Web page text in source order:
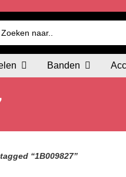
Banden
“1B009827”